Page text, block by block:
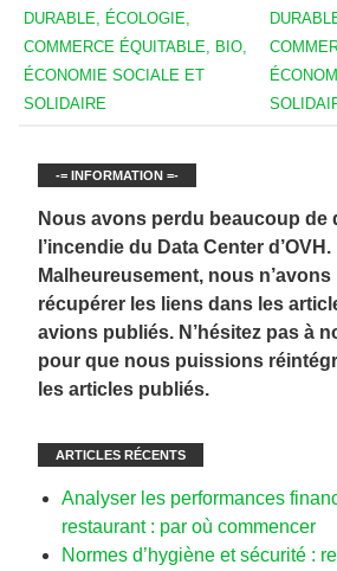
DURABLE, ÉCOLOGIE,
COMMERCE ÉQUITABLE, BIO,
ÉCONOMIE SOCIALE ET
SOLIDAIRE
-= INFORMATION =-
Nous avons perdu beaucoup de
l’incendie du Data Center d’OVH.
Malheureusement, nous
récupérer les liens dans les
avions publiés. N’hésitez pas à
pour que nous puissions
les articles publiés.
ARTICLES RÉCENTS
Analyser les performances
restaurant : par où commencer
Normes d’hygiène et sécurité :